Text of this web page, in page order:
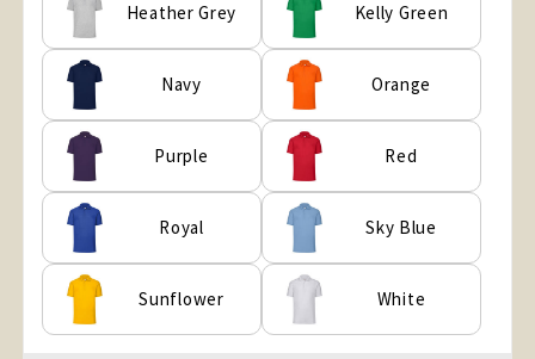
Heather Grey Kelly Green
Navy Orange
Purple Red
Royal Sky Blue
Sunflower White